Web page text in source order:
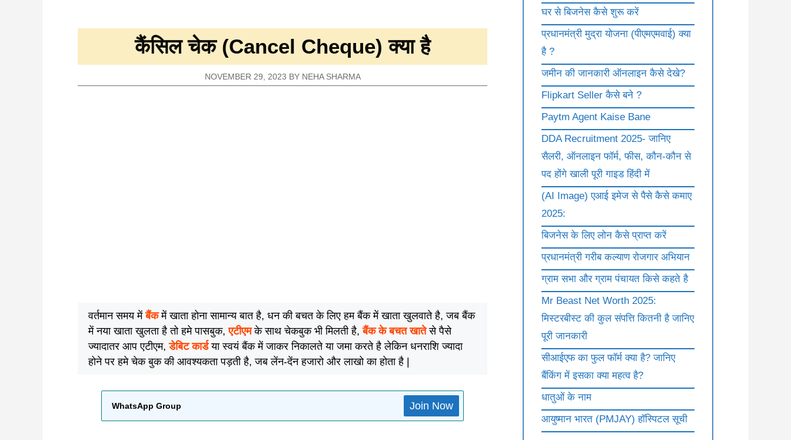
कैंसिल चेक (Cancel Cheque) क्या है
NOVEMBER 29, 2023 BY NEHA SHARMA
वर्तमान समय मेंबैंकमें खाता होना सामान्य बात है, धन की बचत के लिए हम बैंक में खाता खुलवाते है, जब बैंक
में नया खाता खुलता है तो हमे पासबुक,एटीएम के साथ चेकबुक भी मिलती है,बैंक के बचत खातेसे पैसे
ज्यादातर आप एटीएम,डेबिट कार्डया स्वयं बैंक में जाकर निकालते या जमा करते है लेकिन धनराशि ज्यादा
होने पर हमे चेक बुक की आवश्यकता पड़ती है, जब लेंन-देंन हजारो और लाखो का होता है |
WhatsApp Group Join Now
घर से बिजनेस कैसे शुरू करें
प्रधानमंत्री मुद्रा योजना (पीएमएमवाई) क्या
है ?
जमीन की जानकारी ऑनलाइन कैसे देखे?
Flipkart Seller कैसे बने ?
Paytm Agent Kaise Bane
DDA Recruitment 2025- जानिए
सैलरी, ऑनलाइन फॉर्म, फीस, कौन-कौन से
पद होंगे खाली पूरी गाइड हिंदी में
(AI Image) एआई इमेज से पैसे कैसे कमाए
2025:
बिजनेस के लिए लोन कैसे प्राप्त करें
प्रधानमंत्री गरीब कल्याण रोजगार अभियान
ग्राम सभा और ग्राम पंचायत किसे कहते है
Mr Beast Net Worth 2025:
मिस्टरबीस्ट की कुल संपत्ति कितनी है जानिए
पूरी जानकारी
सीआईएफ का फुल फॉर्म क्या है? जानिए
बैंकिंग में इसका क्या महत्व है?
धातुओं के नाम
आयुष्मान भारत (PMJAY) हॉस्पिटल सूची